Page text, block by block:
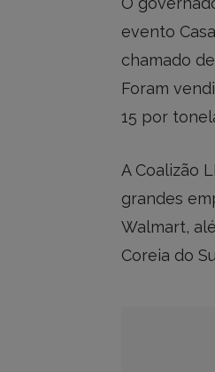
evento
chamado
Foram
15 por
A Coalizão
grandes
Walmart,
Coreia do